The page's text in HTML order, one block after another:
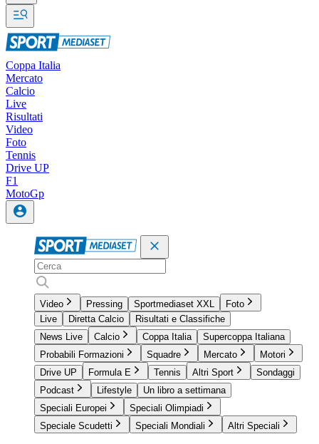
Coppa Italia
Mercato
Calcio
Live
Risultati
Video
Foto
Tennis
Drive UP
F1
MotoGp
Video Pressing Sportmediaset XXL
Foto
Live
Diretta Calcio
Risultati e Classifiche
News Live
Calcio Coppa Italia
Supercoppa Italiana
Probabili Formazioni
Squadre Mercato
Motori
Drive UP
Formula E Tennis Altri Sport
Sondaggi
Podcast
Lifestyle
Un libro a settimana
Speciali Europei
Speciali Olimpiadi
Speciale Scudetti
Speciali Mondiali Altri Speciali